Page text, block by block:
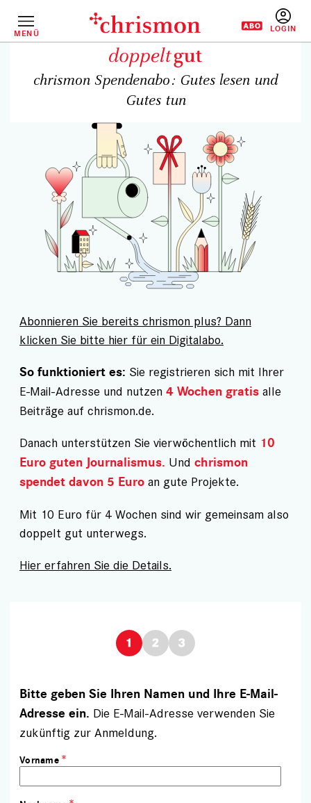
InhaltMENÜ
chrismon Spendenabo: Gutes lesen und
Gutes tun
Abonnieren Sie bereits chrismon plus? Dann
klicken Sie bitte hier für ein Digitalabo.
So funktioniert es: Sie registrieren sich mit Ihrer
E-Mail-Adresse und nutzen 4 Wochen gratis alle
Beiträge auf chrismon.de.
Danach unterstützen Sie vierwöchentlich mit 10
Euro guten Journalismus. Und chrismon
spendet davon 5 Euro an gute Projekte.
Mit 10 Euro für 4 Wochen sind wir gemeinsam also
doppelt gut unterwegs.
Hier erfahren Sie die Details.
Bitte geben Sie Ihren Namen und Ihre E-Mail-
Adresse ein. Die E-Mail-Adresse verwenden Sie
zukünftig zur Anmeldung.
Vorname